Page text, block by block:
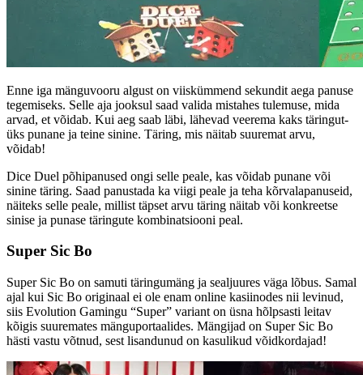
Enne iga mänguvooru algust on viiskümmend sekundit aega panuse
tegemiseks. Selle aja jooksul saad valida mistahes tulemuse, mida
arvad, et võidab. Kui aeg saab läbi, lähevad veerema kaks täringut-
üks punane ja teine sinine. Täring, mis näitab suuremat arvu,
võidab!
Dice Duel põhipanused ongi selle peale, kas võidab punane või
sinine täring. Saad panustada ka viigi peale ja teha kõrvalapanuseid,
näiteks selle peale, millist täpset arvu täring näitab või konkreetse
sinise ja punase täringute kombinatsiooni peal.
Super Sic Bo
Super Sic Bo on samuti täringumäng ja sealjuures väga lõbus. Samal
ajal kui Sic Bo originaal ei ole enam online kasiinodes nii levinud,
siis Evolution Gamingu “Super” variant on üsna hõlpsasti leitav
kõigis suuremates mänguportaalides. Mängijad on Super Sic Bo
hästi vastu võtnud, sest lisandunud on kasulikud võidkordajad!